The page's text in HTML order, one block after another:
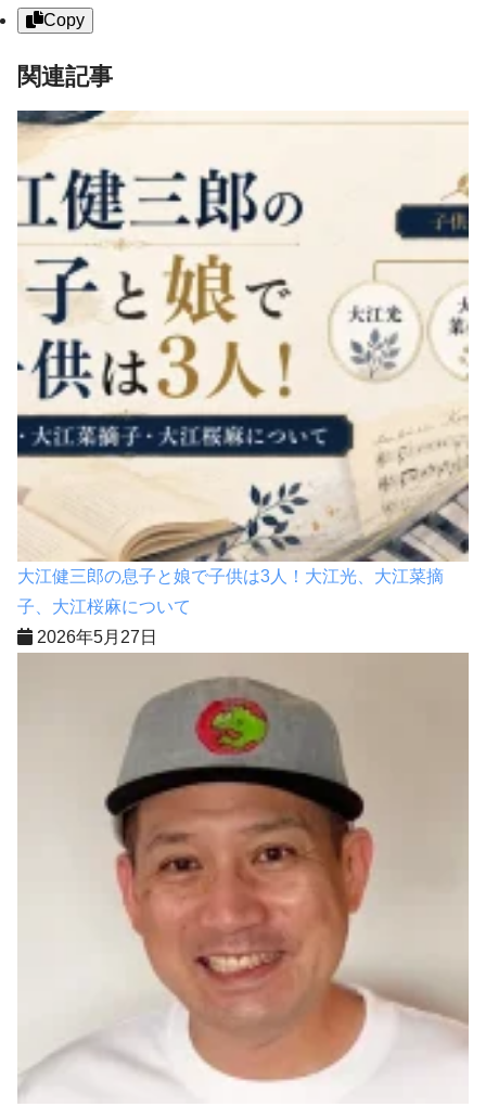
Copy
関連記事
大江健三郎の息子と娘で子供は3人！大江光、大江菜摘
子、大江桜麻について
2026年5月27日